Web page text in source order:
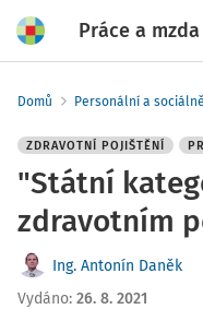
Práce a mzda
Domů Personální a
ZDRAVOTNÍ POJIŠTĚNÍ
"Státní
zdravotním
Ing. Antonín Daněk
Vydáno: 26. 8. 2021